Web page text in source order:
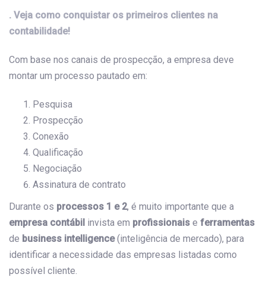
. Veja como conquistar os primeiros clientes na
contabilidade!
Com base nos canais de prospecção, a empresa deve
montar um processo pautado em:
Pesquisa
Prospecção
Conexão
Qualificação
Negociação
Assinatura de contrato
Durante os processos 1 e 2, é muito importante que a
empresa contábil invista em profissionais e ferramentas
de business intelligence(inteligência de mercado), para
identificar a necessidade das empresas listadas como
possível cliente.